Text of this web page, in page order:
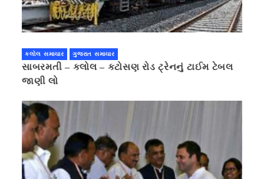
કલોલ સમાચાર ગુજરાત સમાચાર
સાબરમતી – કલોલ – કટોસણ રોડ ટ્રેનનું ટાઈમ ટેબલ
જાણી લો